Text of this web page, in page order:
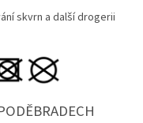
skvrn a další drogerii